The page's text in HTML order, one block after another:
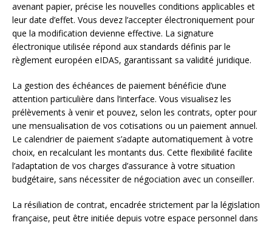
avenant papier, précise les nouvelles conditions applicables et
leur date d’effet. Vous devez l’accepter électroniquement pour
que la modification devienne effective. La signature
électronique utilisée répond aux standards définis par le
règlement européen eIDAS, garantissant sa validité juridique.
La gestion des échéances de paiement bénéficie d’une
attention particulière dans l’interface. Vous visualisez les
prélèvements à venir et pouvez, selon les contrats, opter pour
une mensualisation de vos cotisations ou un paiement annuel.
Le calendrier de paiement s’adapte automatiquement à votre
choix, en recalculant les montants dus. Cette flexibilité facilite
l’adaptation de vos charges d’assurance à votre situation
budgétaire, sans nécessiter de négociation avec un conseiller.
La résiliation de contrat, encadrée strictement par la législation
française, peut être initiée depuis votre espace personnel dans